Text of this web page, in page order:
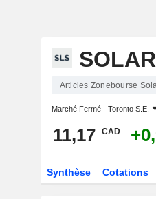
Articles Zonebourse
Marché Fermé - Toronto S.E.
11,17 CAD
Synthèse Cotations